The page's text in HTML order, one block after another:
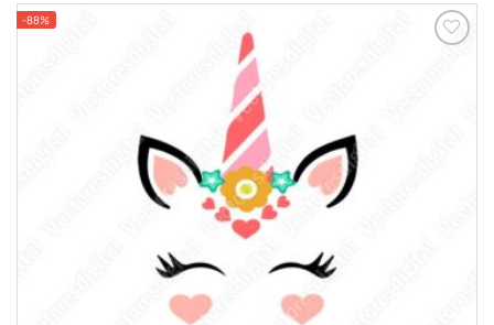
-88%